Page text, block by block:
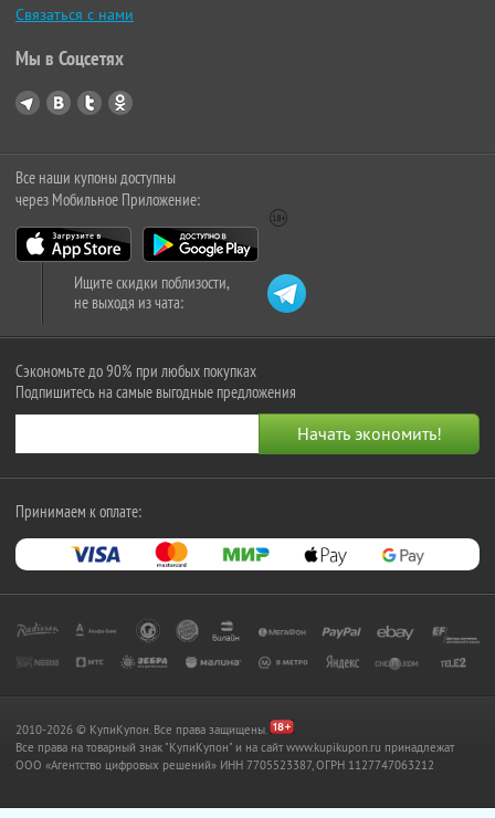
Связаться с нами
Мы в Соцсетях
Все наши купоны доступны
через Мобильное Приложение:
Ищите скидки поблизости,
не выходя из чата:
Сэкономьте до 90% при любых покупках
Подпишитесь на самые выгодные предложения
Принимаем к оплате:
2010-2026 © КупиКупон. Все права защищены.
Все права на товарный знак "КупиКупон" и на сайт www.kupikupon.ru принадлежат
OOO «Агентство цифровых решений» ИНН 7705523387, ОГРН 1127747063212